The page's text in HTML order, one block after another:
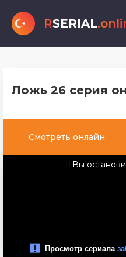
RSERIAL
Ложь 26 серия
Смотреть онлайн
Вы